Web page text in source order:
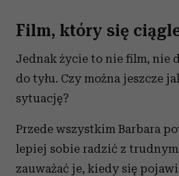
Film, który się
Jednak życie to nie film, nie
do tyłu. Czy można jeszcze
sytuację?
Przede wszystkim Barbara
lepiej sobie radzić z
zauważać je, kiedy się